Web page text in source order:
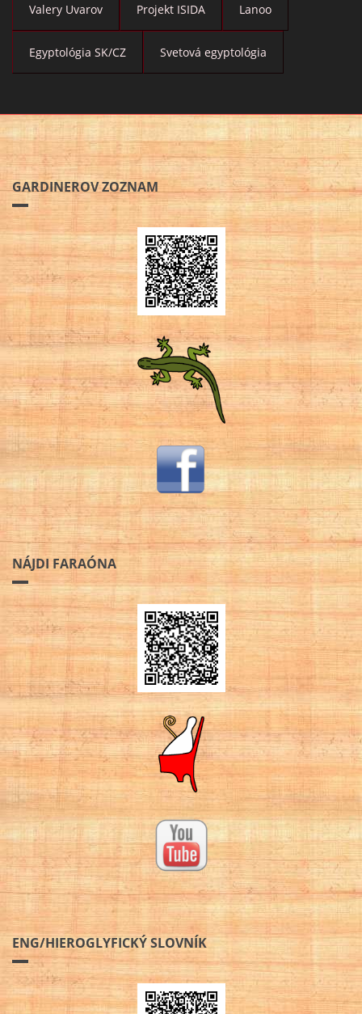
Valery Uvarov Projekt ISIDA Lanoo
Egyptológia SK/CZ Svetová egyptológia
GARDINEROV ZOZNAM
NÁJDI FARAÓNA
ENG/HIEROGLYFICKÝ SLOVNÍK